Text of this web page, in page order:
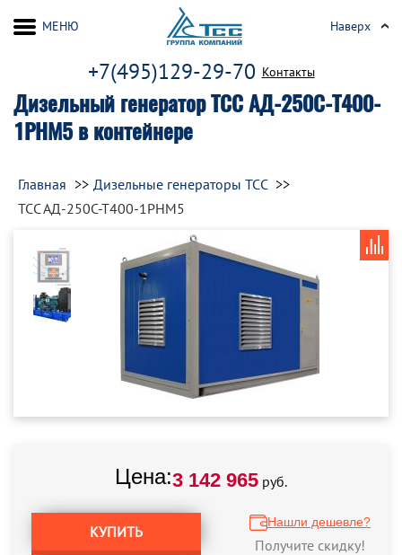
Дизельный генератор ТСС АД-250С-Т400-
1РНМ5 в контейнере
+7(495)129-29-70 Контакты
МЕНЮ Наверх
Главная
Дизельные генераторы ТСС
ТСС АД-250С-Т400-1РНМ5
Цена:3 142 965 руб.
КУПИТЬ
Нашли дешевле?
Получите скидку!